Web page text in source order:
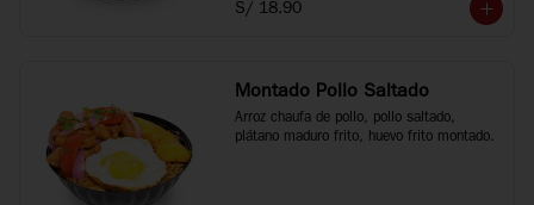
S/ 18.90
Montado Pollo Saltado
Arroz chaufa de pollo, pollo saltado,
plátano maduro frito, huevo frito montado.